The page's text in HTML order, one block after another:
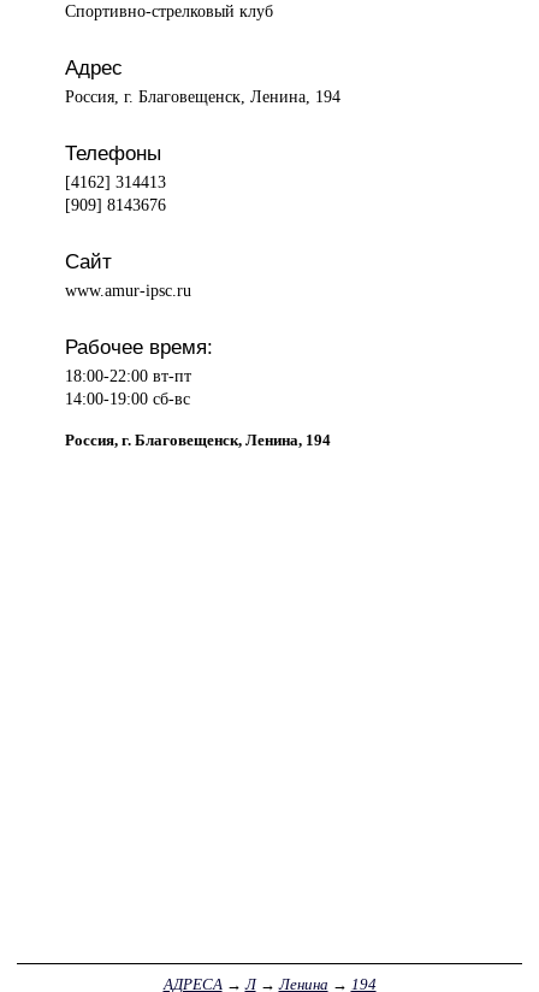
Спортивно-стрелковый клуб
Адрес
Россия, г. Благовещенск, Ленина, 194
Телефоны
[4162] 314413
[909] 8143676
Сайт
www.amur-ipsc.ru
Рабочее время:
18:00-22:00 вт-пт
14:00-19:00 сб-вс
Россия, г. Благовещенск, Ленина, 194
АДРЕСА →Л→Ленина → 194